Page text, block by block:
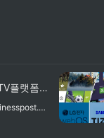
삼성전자 LG전자 TV플랫폼 강화하는 이유, TV 판매 정체 돌파구
https://www.businesspost.co.kr/BP?command=article_view&num=328355